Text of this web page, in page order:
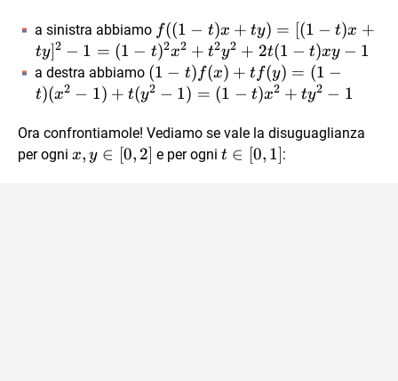
a sinistra abbiamo f((1-t)x+ty)=[(1-
t)x+ty]^2-1=(1-
t)^2x^2+t^2y^2+2t(1-
t)xy-1
f((1 − t)x + ty) = [(1 − t)x +
ty]2 − 1 = (1 − t)2x2 + t2y2 + 2t(1 − t)xy − 1
a destra abbiamo (1-
t)f(x)+tf(y)=
1)+t(y^2-
1)=(1-
(1 − t) f(x) + tf(y) = (1 −
t)(x2 − 1) + t(y2 − 1) = (1 − t)x2 + ty2 − 1
Ora confrontiamole! Vediamo se vale la disuguaglianza
per ogni x,y
x, y ∈ [0, 2] e per ogni t
t ∈ [0, 1]: